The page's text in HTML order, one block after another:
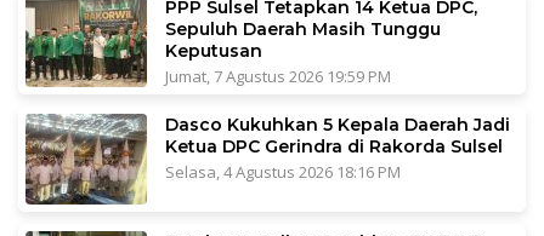
PPP Sulsel Tetapkan 14 Ketua DPC,
Sepuluh Daerah Masih Tunggu
Keputusan
Jumat, 7 Agustus 2026 19:59 PM
Dasco Kukuhkan 5 Kepala Daerah Jadi
Ketua DPC Gerindra di Rakorda Sulsel
Selasa, 4 Agustus 2026 18:16 PM